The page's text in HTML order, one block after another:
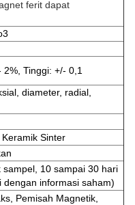
ferit dapat
Tinggi: +/- 0,1
diameter, radial,
Sinter
10 sampai 30 hari
dengan informasi saham)
Pemisah Magnetik,